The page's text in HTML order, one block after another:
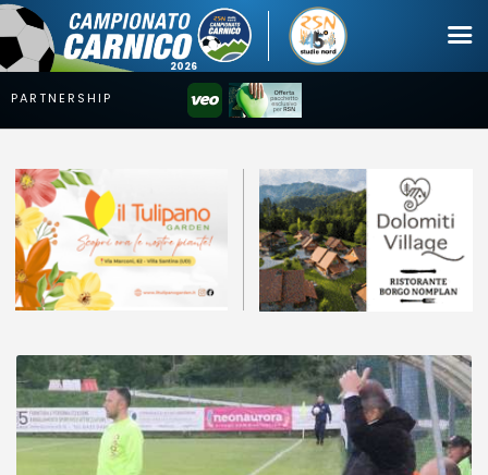
Coppa
Squadre
Calendari
News
Mercato
Erreà Cup
Giovanile